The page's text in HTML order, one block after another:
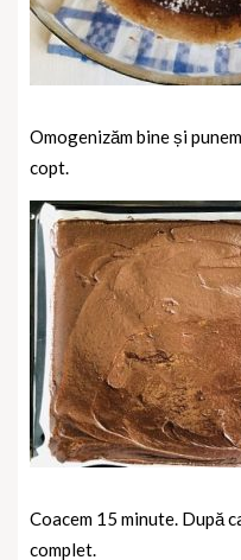
Omogenizăm bine și
copt.
Coacem 15 minute. După
complet.